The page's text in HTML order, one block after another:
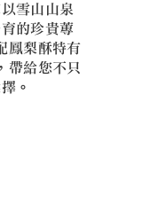
雪山山泉
的珍貴蓴
鳳梨酥特有
帶給您不只
。